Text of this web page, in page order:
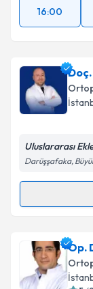
16:00
Uluslararası
Darüşşafaka,
Doç. Dr.
talebi
için bir
Op.